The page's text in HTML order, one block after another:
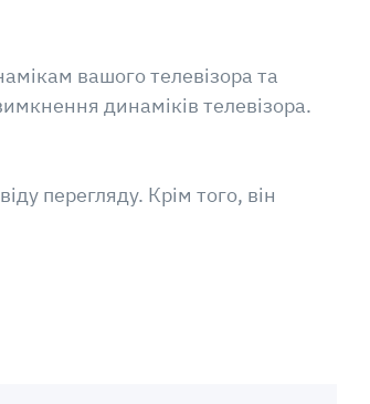
вашого телевізора та
динаміків телевізора.
перегляду. Крім того, він